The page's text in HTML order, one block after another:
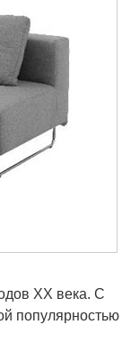
ХХ века. С
популярностью